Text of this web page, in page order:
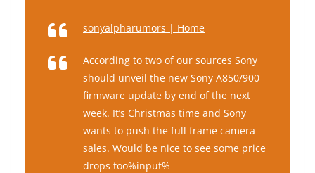
sonyalpharumors | Home
According to two of our sources Sony
should unveil the new Sony A850/900
firmware update by end of the next
week. It’s Christmas time and Sony
wants to push the full frame camera
sales. Would be nice to see some price
drops too%input%